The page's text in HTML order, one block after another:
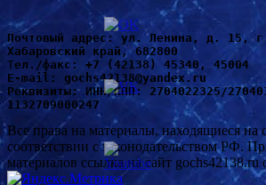
Почтовый адрес: ул. Ленина, д. 15, г.
Хабаровский край, 682800
Тел./факс: +7 (42138) 45340, 45004
Е-mail: gochs42138@yandex.ru
Реквизиты: ИНН/КПП: 2704022325/
1132709000247
Все права на материалы, находящиеся на
соответствии с законодательством РФ.
материалов ссылка на сайт gochs42138.ru